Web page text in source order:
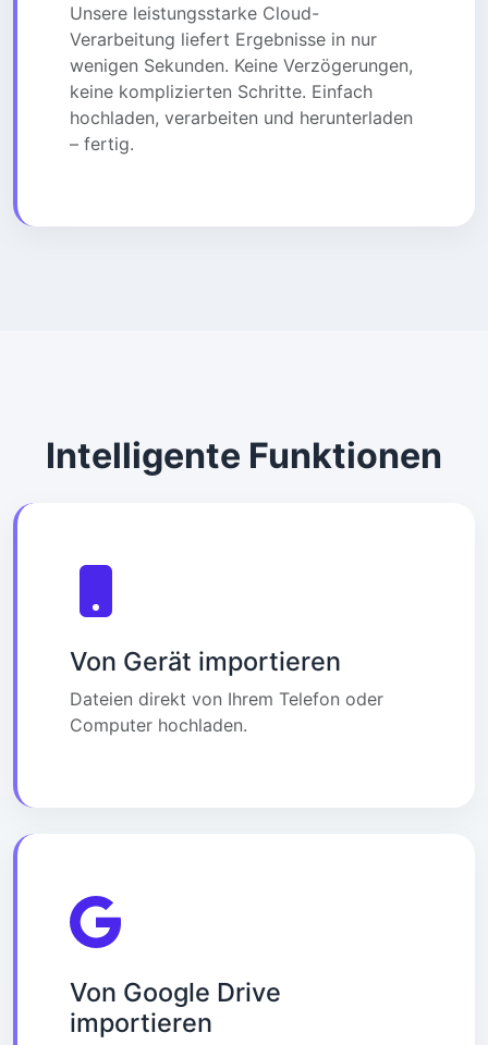
Unsere leistungsstarke Cloud-
Verarbeitung liefert Ergebnisse in nur
wenigen Sekunden. Keine Verzögerungen,
keine komplizierten Schritte. Einfach
hochladen, verarbeiten und herunterladen
– fertig.
Intelligente Funktionen
Von Gerät importieren
Dateien direkt von Ihrem Telefon oder
Computer hochladen.
Von Google Drive
importieren